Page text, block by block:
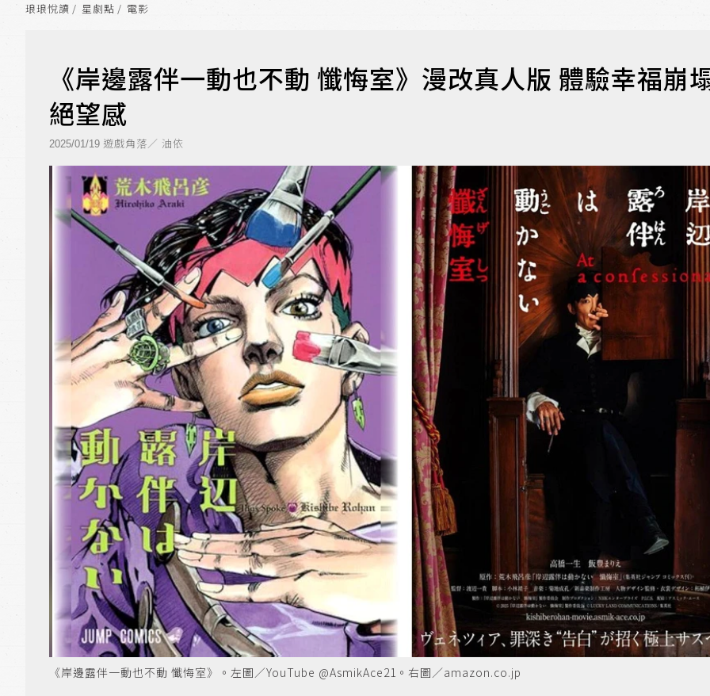
琅琅悅讀 星劇點 電影
《岸邊露伴一動也不動 懺悔室》漫改真人版 體驗幸福崩
絕望感
2025/01/19 遊戲角落／ 油依
《岸邊露伴一動也不動 懺悔室》。左圖／YouTube @AsmikAce21。右圖／amazon.co.jp